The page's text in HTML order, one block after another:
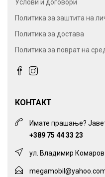
Услови и договори
Политика за заштита на
Политика за достава
Политика за поврат на
КОНТАКТ
Имате прашање?
+389 75 44 33 23
ул. Владимир Комаров